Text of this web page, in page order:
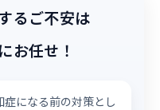
るご不安は
お任せ！
になる前の対策とし